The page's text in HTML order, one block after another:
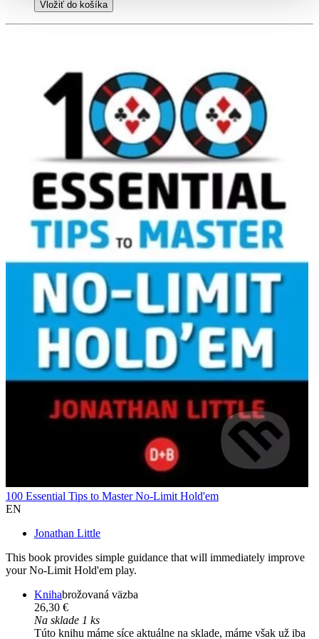
Vložiť do košíka
100 Essential Tips to Master No-Limit Hold'em
EN
Jonathan Little
This book provides simple guidance that will immediately improve
your No-Limit Hold'em play.
Knihabrožovaná väzba
26,30 €
Na sklade 1 ks
Túto knihu máme síce aktuálne na sklade, máme však už iba